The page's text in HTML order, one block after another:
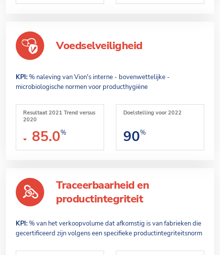
Voedselveiligheid
KPI:% naleving van Vion's interne - bovenwettelijke -
microbiologische normen voor producthygiëne
Resultaat 2021 Trend versus
2020
85.0%
Doelstelling voor 2022
90%
Traceerbaarheid en
productintegriteit
KPI:% van het verkoopvolume dat afkomstig is van fabrieken die
gecertificeerd zijn volgens een specifieke productintegriteitsnorm